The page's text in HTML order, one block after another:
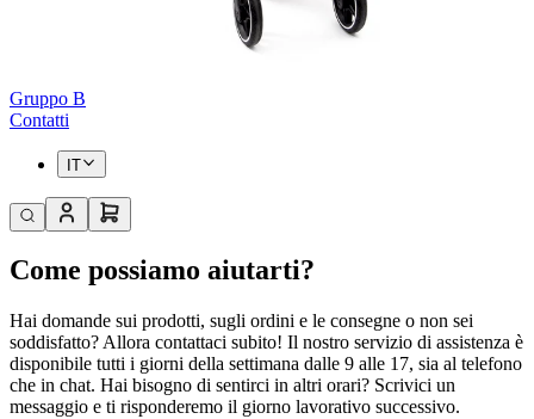
Gruppo B
Contatti
IT
Come possiamo aiutarti?
Hai domande sui prodotti, sugli ordini e le consegne o non sei
soddisfatto? Allora contattaci subito! Il nostro servizio di assistenza è
disponibile tutti i giorni della settimana dalle 9 alle 17, sia al telefono
che in chat. Hai bisogno di sentirci in altri orari? Scrivici un
messaggio e ti risponderemo il giorno lavorativo successivo.